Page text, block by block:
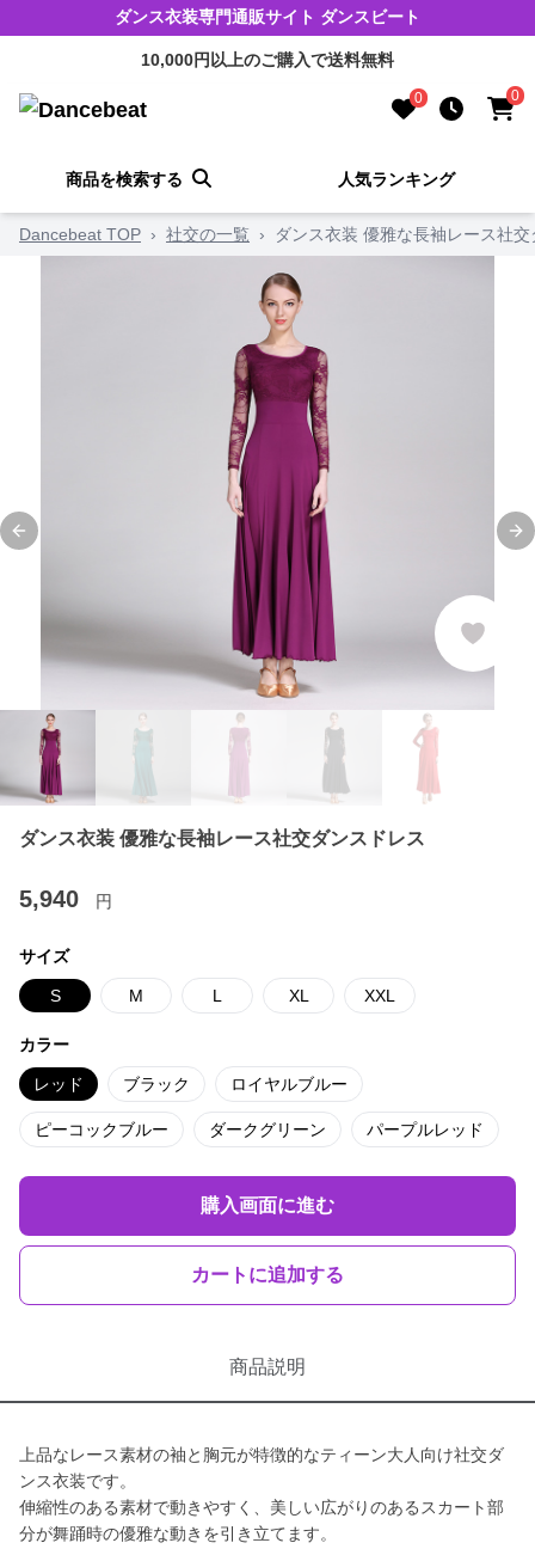
ダンス衣装専門通販サイト ダンスビート
10,000円以上のご購入で送料無料
0 0
商品を検索する 人気ランキング
Dancebeat TOP › 社交の一覧 › ダンス衣装 優雅な長袖レース社
Previous slide
ダンス衣装 優雅な長袖レース社交ダンスドレス
5,940 円
サイズ
S M L XL XXL
カラー
レッド ブラック ロイヤルブルー
ピーコックブルー ダークグリーン パープルレッド
購入画面に進む
カートに追加する
商品説明
上品なレース素材の袖と胸元が特徴的なティーン大人向け社交ダ
ンス衣装です。
伸縮性のある素材で動きやすく、美しい広がりのあるスカート部
分が舞踊時の優雅な動きを引き立てます。